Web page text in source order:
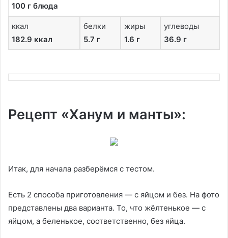
100 г блюда
ккал
182.9 ккал
белки
5.7 г
жиры
1.6 г
углеводы
36.9 г
Рецепт «Ханум и манты»:
Итак, для начала разберёмся с тестом.
Есть 2 способа приготовления — с яйцом и без. На фото
представлены два варианта. То, что жёлтенькое — с
яйцом, а беленькое, соответственно, без яйца.